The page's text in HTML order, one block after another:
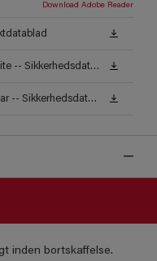
Download Adobe Reader
Sadolin Wall Semi Matt Base White -- Sikkerhedsdatablad
Sadolin Wall Semi Matt Base Clear -- Sikkerhedsdatablad
inden bortskaffelse.